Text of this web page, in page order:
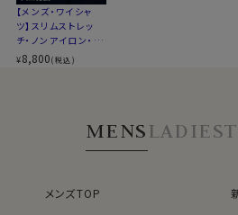
●ベーシックなボタンダウン
カジュアルはもちろん、スーツやジャ
ーツに、広範囲にコーディネイトでき
【メンズ・ワイシャ
ツ】スリムストレッ
チ・ノンアイロン・ド
ライ・ニット・ボタン
ダウン
¥8,800(税込)
MENSLADIES
メンズTOP